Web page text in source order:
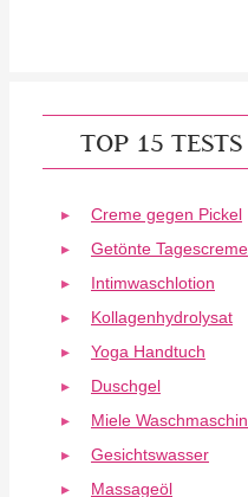
TOP 15
Creme gegen Pickel
Getönte Tagescreme
Intimwaschlotion
Kollagenhydrolysat
Yoga Handtuch
Duschgel
Miele
Gesichtswasser
Massageöl